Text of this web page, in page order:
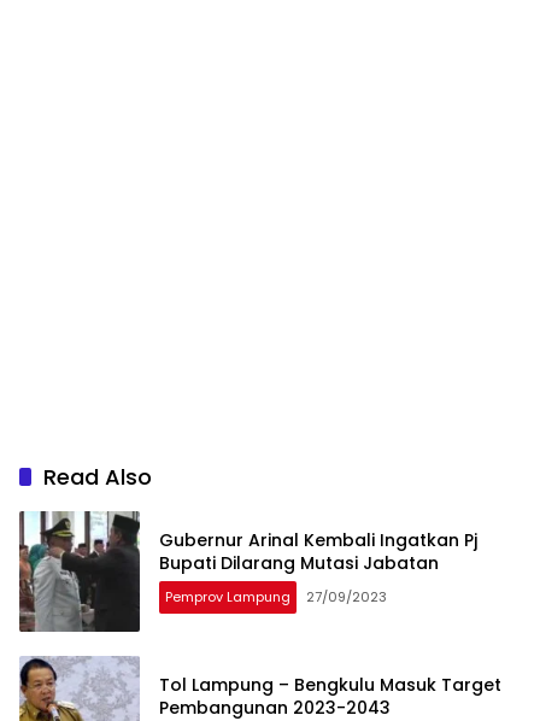
Read Also
Gubernur Arinal Kembali Ingatkan Pj
Bupati Dilarang Mutasi Jabatan
Pemprov Lampung 27/09/2023
Tol Lampung – Bengkulu Masuk Target
Pembangunan 2023-2043